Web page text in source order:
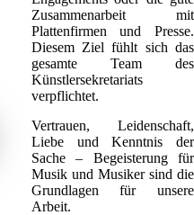
Zusammenarbeit mit
Plattenfirmen und Presse.
Diesem Ziel fühlt sich das
gesamte Team des
Künstlersekretariats
verpflichtet.
Vertrauen, Leidenschaft,
Liebe und Kenntnis der
Sache – Begeisterung für
Musik und Musiker sind die
Grundlagen für unsere
Arbeit.